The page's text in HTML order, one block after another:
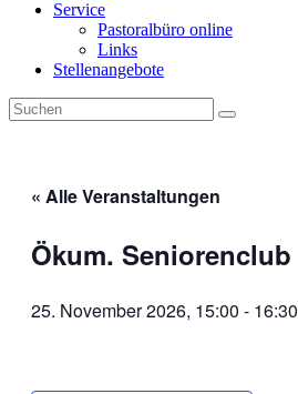
Service
Pastoralbüro online
Links
Stellenangebote
« Alle Veranstaltungen
Ökum. Seniorenclub
25. November 2026, 15:00 - 16:30